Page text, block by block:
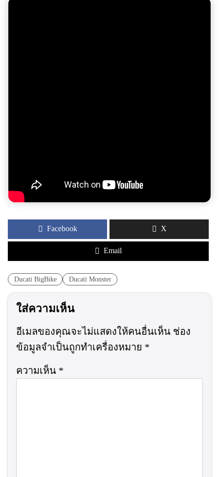
Facebook X
Email
Ducati BigBike Ducati Monster
ใส่ความเห็น
อีเมลของคุณจะไม่แสดงให้คนอื่นเห็น ช่อง
ข้อมูลจำเป็นถูกทำเครื่องหมาย *
ความเห็น *